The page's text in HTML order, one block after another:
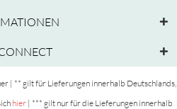
| ** gilt für Lieferungen innerhalb Deutschlands,
hier | *** gilt nur für die Lieferungen innerhalb